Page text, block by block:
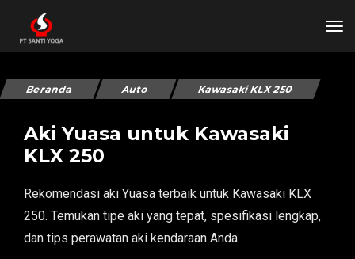
Beranda Auto Kawasaki KLX 250
Aki Yuasa untuk Kawasaki
KLX 250
Rekomendasi aki Yuasa terbaik untuk Kawasaki KLX
250. Temukan tipe aki yang tepat, spesifikasi lengkap,
dan tips perawatan aki kendaraan Anda.